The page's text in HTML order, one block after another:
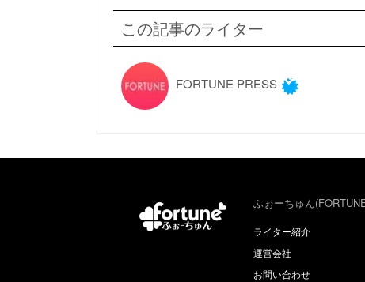
この記事のライター
FORTUNE PRESS
ふぉーちゅん
ライター紹介
運営会社
お問い合わせ